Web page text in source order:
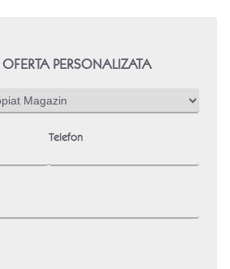
PERSONALIZATA
Telefon